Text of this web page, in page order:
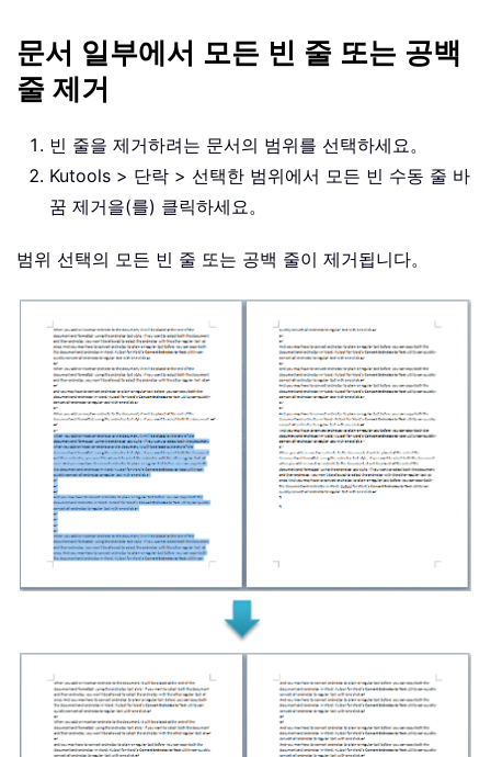
문서 일부에서 모든 빈 줄 또는 공백
줄 제거
빈 줄을 제거하려는 문서의 범위를 선택하세요。
Kutools > 단락 > 선택한 범위에서 모든 빈 수동 줄 바
꿈 제거을(를) 클릭하세요。
범위 선택의 모든 빈 줄 또는 공백 줄이 제거됩니다。